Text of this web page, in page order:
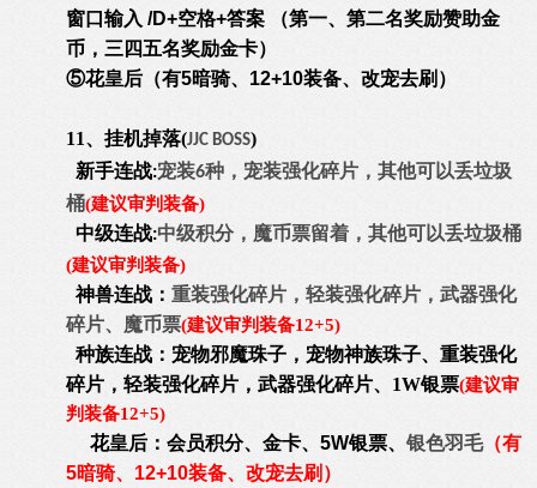
窗口输入 /D+空格+答案 （第一、第二名奖励赞助金
币，三四五名奖励金卡）
⑤花皇后（有5暗骑、12+10装备、改宠去刷）
11、 挂机掉落(JJC BOSS)
新手连战:宠装6种，宠装强化碎片，其他可以丢垃圾
桶(建议审判装备)
中级连战:中级积分，魔币票留着，其他可以丢垃圾桶
(建议审判装备)
神兽连战： 重装强化碎片，轻装强化碎片，武器强化
碎片、魔币票(建议审判装备12+5)
种族连战： 宠物邪魔珠子，宠物神族珠子、重装强化
碎片，轻装强化碎片，武器强化碎片、1W银票(建议审
判装备12+5)
花皇后：会员积分、金卡、5W银票、 银色羽毛（有
5暗骑、12+10装备、改宠去刷）